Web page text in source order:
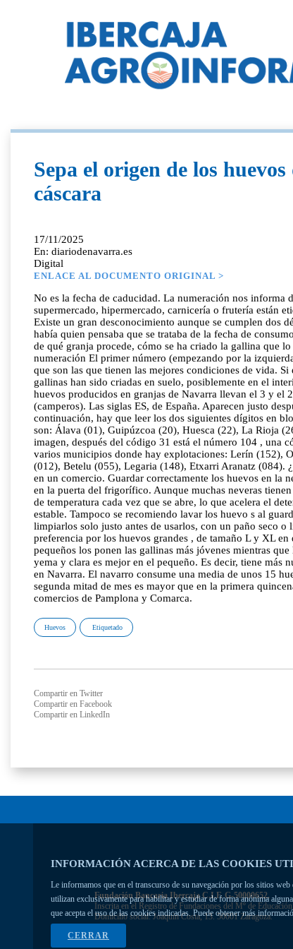
INFORMACIÓN ACERCA DE LAS COOKIES
Le informamos que en el transcurso de su navegación por los sitios
utilizan exclusivamente para habilitar y estudiar de forma anónima
que acepta el uso de las cookies indicadas. Puede obtener más
CERRAR
Sepa el origen de los
cáscara
17/11/2025
En: diariodenavarra.es
Digital
ENLACE AL DOCUMENTO ORIGINAL >
No es la fecha de caducidad. La numeración nos
supermercado, hipermercado, carnicería o frutería están
Existe un gran desconocimiento aunque se cumplen dos
había quien pensaba que se trataba de la fecha de
de qué granja procede, cómo se ha criado la gallina que
numeración El primer número (empezando por la
que son las que tienen las mejores condiciones de vida.
gallinas han sido criadas en suelo, posiblemente en el
huevos producidos en granjas de Navarra llevan el 3 y el
(camperos). Las siglas ES, de España. Aparecen justo
continuación, hay que leer los dos siguientes dígitos en
son: Álava (01), Guipúzcoa (20), Huesca (22), La Rioja
imagen, después del código 31 está el número 104 , una
varios municipios donde hay explotaciones: Lerín (152),
(012), Betelu (055), Legaria (148), Etxarri Aranatz (084).
en un comercio. Guardar correctamente los huevos en la
en la puerta del frigorífico. Aunque muchas neveras
de temperatura cada vez que se abre, lo que acelera el
estable. Tampoco se recomiendo lavar los huevo s al
limpiarlos solo justo antes de usarlos, con un paño seco
preferencia por los huevos grandes , de tamaño L y XL
pequeños los ponen las gallinas más jóvenes mientras
yema y clara es mejor en el pequeño. Es decir, tiene más
en Navarra. El navarro consume una media de unos 15
segunda mitad de mes es mayor que en la primera
comercios de Pamplona y Comarca.
Huevos Etiquetado
Compartir en Twitter
Compartir en Facebook
Compartir en LinkedIn
Fundación Bancaria Ibercaja C.I.F. G-50000652.
Inscrita en el Registro de Fundaciones del Mº de
Domicilio social: Joaquín Costa, 13. 50001 Zaragoza.